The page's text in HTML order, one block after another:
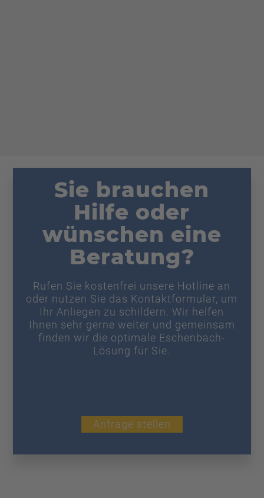
Sie brauchen
Hilfe oder
wünschen eine
Beratung?
Rufen Sie kostenfrei unsere Hotline an
oder nutzen Sie das Kontaktformular, um
Ihr Anliegen zu schildern. Wir helfen
Ihnen sehr gerne weiter und gemeinsam
finden wir die optimale Eschenbach-
Lösung für Sie.
Anfrage stellen